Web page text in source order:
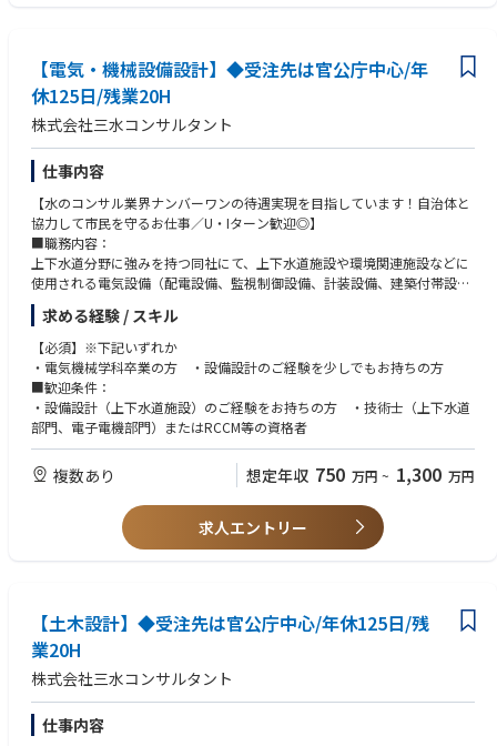
■同社について：
三水コンサルタントは50年以上、上水道・下水道・工業用水道の三つの水
に関する事業を展開しています。
「2025年日経コンストラクション」の建設コンサルタント部門売上高ラン
キング下水道部門、上水道部門でトップクラス！
また、女性の60％以上が技術職、2024年に続き2025年にも健康経営優良
法人継続認定済みと、働きやすさも自慢◎
・現場責任者として、品質管理、工程管理などを担っていただける方
【電気・機械設備設計】◆受注先は官公庁中心/年
休125日/残業20H
株式会社三水コンサルタント
仕事内容
【水のコンサル業界ナンバーワンの待遇実現を目指しています！自治体と
協力して市民を守るお仕事／U・Iターン歓迎◎】
■職務内容：
上下水道分野に強みを持つ同社にて、上下水道施設や環境関連施設などに
使用される電気設備（配電設備、監視制御設備、計装設備、建築付帯設備
等）、機械設備（空調、照明）の設計業務に携わっていただきます。
【具体的には】
・調査、診断
・法手続
・基本構想および基本計画策定
・基本設計、詳細設計 など
※新規案件が2割、既存案件が8割程度となります。
三水コンサルタントは50年以上、上水道・下水道・工業用水道の三つの水
に関する事業を展開しています。
「2025年日経コンストラクション」の建設コンサルタント部門売上高ラン
キング下水道部門、上水道部門でトップクラス！
また、女性の60％以上が技術職、2024年に続き2025年にも健康経営優良
求める経験 / スキル
【必須】※下記いずれか
・電気機械学科卒業の方 ・設備設計のご経験を少しでもお持ちの方
■歓迎条件：
・設備設計（上下水道施設）のご経験をお持ちの方 ・技術士（上下水道
部門、電子電機部門）またはRCCM等の資格者
複数あり 想定年収 750 万円 ~ 1,300 万円
求人エントリー
【土木設計】◆受注先は官公庁中心/年休125日/残
業20H
株式会社三水コンサルタント
仕事内容